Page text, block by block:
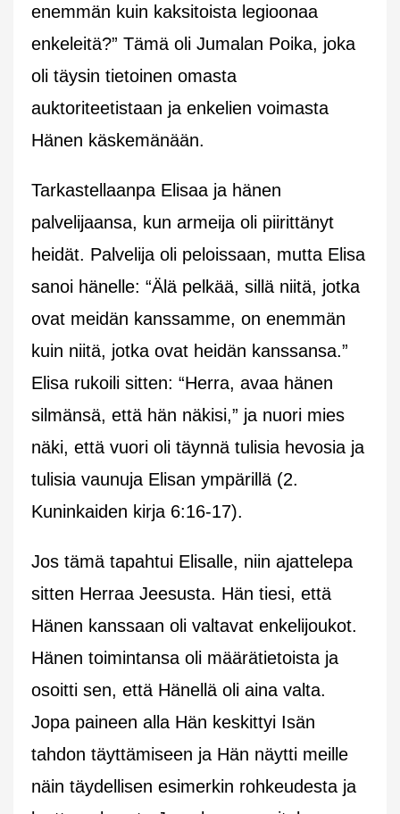
enemmän kuin kaksitoista legioonaa
enkeleitä?” Tämä oli Jumalan Poika, joka
oli täysin tietoinen omasta
auktoriteetistaan ja enkelien voimasta
Hänen käskemänään.
Tarkastellaanpa Elisaa ja hänen
palvelijaansa, kun armeija oli piirittänyt
heidät. Palvelija oli peloissaan, mutta Elisa
sanoi hänelle: “Älä pelkää, sillä niitä, jotka
ovat meidän kanssamme, on enemmän
kuin niitä, jotka ovat heidän kanssansa.”
Elisa rukoili sitten: “Herra, avaa hänen
silmänsä, että hän näkisi,” ja nuori mies
näki, että vuori oli täynnä tulisia hevosia ja
tulisia vaunuja Elisan ympärillä (2.
Kuninkaiden kirja 6:16-17).
Jos tämä tapahtui Elisalle, niin ajattelepa
sitten Herraa Jeesusta. Hän tiesi, että
Hänen kanssaan oli valtavat enkelijoukot.
Hänen toimintansa oli määrätietoista ja
osoitti sen, että Hänellä oli aina valta.
Jopa paineen alla Hän keskittyi Isän
tahdon täyttämiseen ja Hän näytti meille
näin täydellisen esimerkin rohkeudesta ja